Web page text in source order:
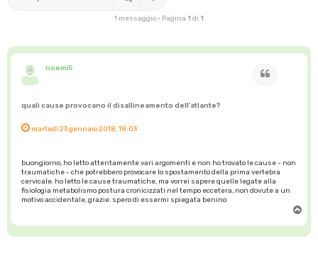
1 messaggio • Pagina 1 di 1
noemi5
quali cause provocano il disallineamento dell'atlante?
martedì 23 gennaio 2018, 18:03
buongiorno, ho letto attentamente vari argomenti e non ho trovato le cause - non
traumatiche - che potrebbero provocare lo spostamento della prima vertebra
cervicale. ho letto le cause traumatiche, ma vorrei sapere quelle legate alla
fisiologia metabolismo postura cronicizzati nel tempo eccetera, non dovute a un
motivo accidentale, grazie. spero di essermi spiegata benino
p